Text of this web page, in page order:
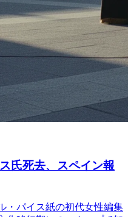
氏死去、スペイン報
・パイス紙の初代女性編集